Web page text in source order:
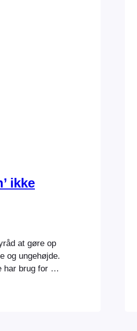
ikke
at gøre op
og ungehøjde.
har brug for at
pause i